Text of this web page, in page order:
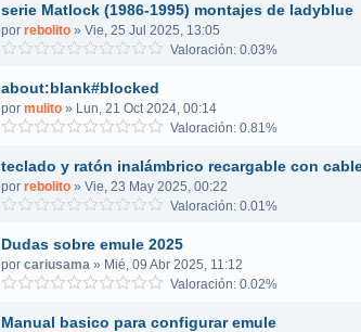
serie Matlock (1986-1995) montajes de ladyblue
por rebolito» Vie, 25 Jul 2025, 13:05
Valoración: 0.03%
about:blank#blocked
por mulito» Lun, 21 Oct 2024, 00:14
Valoración: 0.81%
teclado y ratón inalámbrico recargable con
por rebolito» Vie, 23 May 2025, 00:22
Valoración: 0.01%
Dudas sobre emule 2025
por cariusama» Mié, 09 Abr 2025, 11:12
Valoración: 0.02%
Manual basico para configurar emule